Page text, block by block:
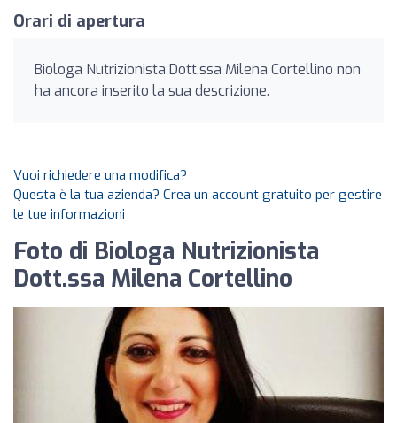
Orari di apertura
Biologa Nutrizionista Dott.ssa Milena Cortellino non
ha ancora inserito la sua descrizione.
Vuoi richiedere una modifica?
Questa è la tua azienda? Crea un account gratuito per gestire
le tue informazioni
Foto di Biologa Nutrizionista
Dott.ssa Milena Cortellino